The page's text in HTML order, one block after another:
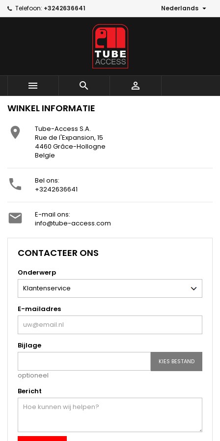
Telefoon: +3242636641 Nederlands 
  
WINKEL INFORMATIE

Tube-Access S.A.
Rue de l'Expansion, 15
4460 Grâce-Hollogne
Belgïe

Bel ons:
+3242636641

E-mail ons:
info@tube-access.com
CONTACTEER ONS
Onderwerp
E-mailadres
Bijlage
KIES BESTAND
optioneel
Bericht